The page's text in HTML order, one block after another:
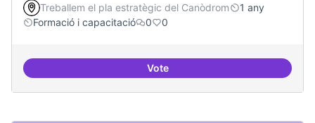
Treballem el pla estratègic del Canòdrom
1 any
Formació i capacitació
0 0
VoteCol·laboració amb Torre